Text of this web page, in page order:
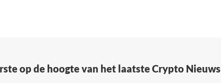
op de hoogte van het laatste Crypto Nieuws